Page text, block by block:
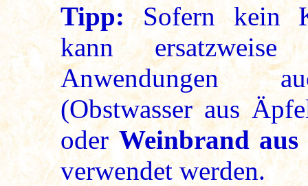
Tipp:Sofern kein
kann
Anwendungen
(Obstwasser aus
oderWeinbrand aus
verwendet werden.